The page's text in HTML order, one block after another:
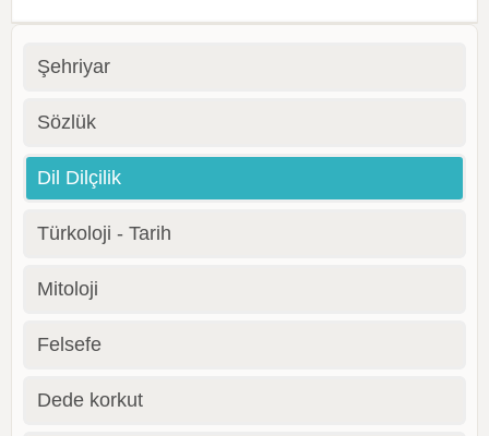
Şehriyar
Sözlük
Dil Dilçilik
Türkoloji - Tarih
Mitoloji
Felsefe
Dede korkut